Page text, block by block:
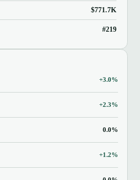
$771.7K
#219
+3.0%
+2.3%
0.0%
+1.2%